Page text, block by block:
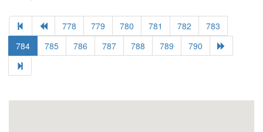
778 779 780 781 782
783
784
785 786 787 788 789 790